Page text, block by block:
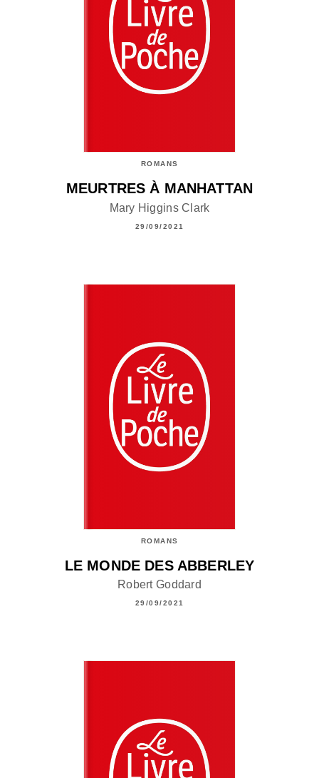
ROMANS
MEURTRES À MANHATTAN
Mary Higgins Clark
29/09/2021
ROMANS
LE MONDE DES ABBERLEY
Robert Goddard
29/09/2021